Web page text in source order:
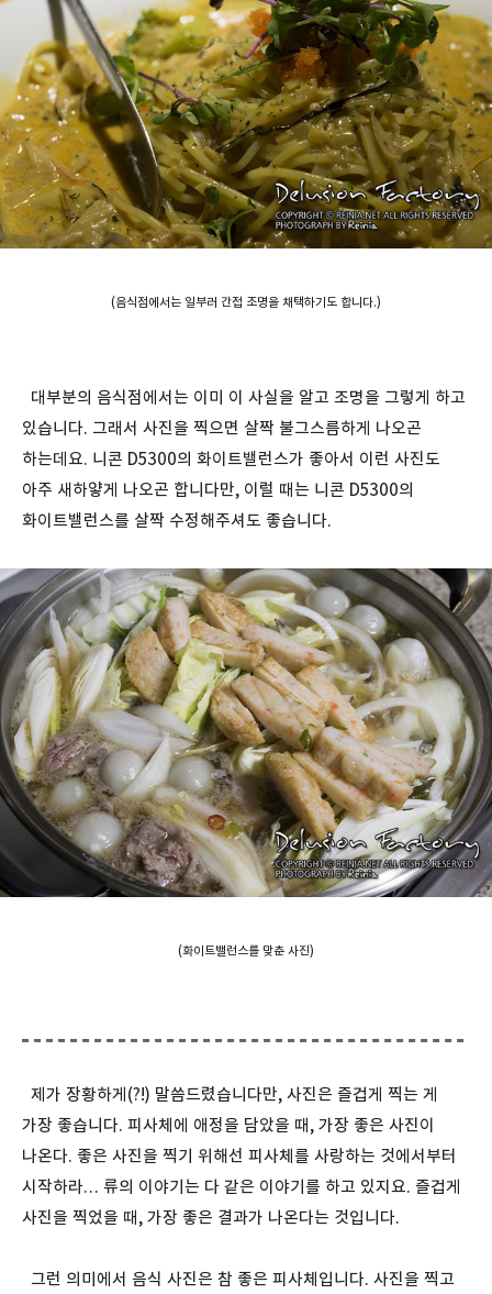
(음식점에서는 일부러 간접 조명을 채택하기도 합니다.)
대부분의 음식점에서는 이미 이 사실을 알고 조명을 그렇게 하고
있습니다. 그래서 사진을 찍으면 살짝 불그스름하게 나오곤
하는데요. 니콘 D5300의 화이트밸런스가 좋아서 이런 사진도
아주 새하얗게 나오곤 합니다만, 이럴 때는 니콘 D5300의
화이트밸런스를 살짝 수정해주셔도 좋습니다.
(화이트밸런스를 맞춘 사진)
제가 장황하게(?!) 말씀드렸습니다만, 사진은 즐겁게 찍는 게
가장 좋습니다. 피사체에 애정을 담았을 때, 가장 좋은 사진이
나온다. 좋은 사진을 찍기 위해선 피사체를 사랑하는 것에서부터
시작하라… 류의 이야기는 다 같은 이야기를 하고 있지요. 즐겁게
사진을 찍었을 때, 가장 좋은 결과가 나온다는 것입니다.
그런 의미에서 음식 사진은 참 좋은 피사체입니다. 사진을 찍고